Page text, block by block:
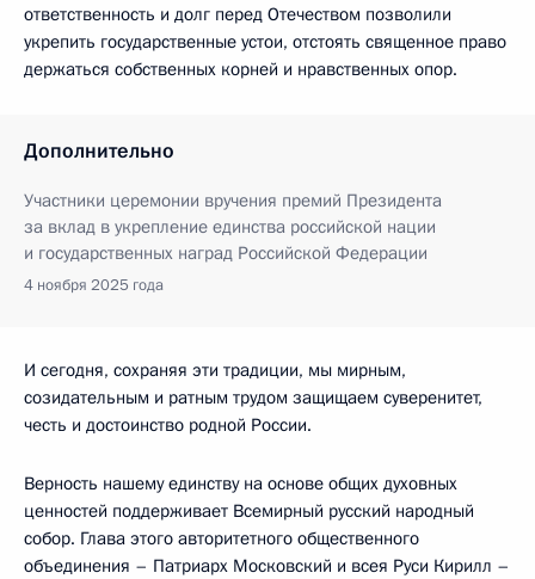
ответственность и долг перед Отечеством позволили
укрепить государственные устои, отстоять священное право
держаться собственных корней и нравственных опор.
Дополнительно
Участники церемонии вручения премий Президента
за вклад в укрепление единства российской нации
и государственных наград Российской Федерации
4 ноября 2025 года
И сегодня, сохраняя эти традиции, мы мирным,
созидательным и ратным трудом защищаем суверенитет,
честь и достоинство родной России.
Верность нашему единству на основе общих духовных
ценностей поддерживает Всемирный русский народный
собор. Глава этого авторитетного общественного
объединения – Патриарх Московский и всея Руси Кирилл –